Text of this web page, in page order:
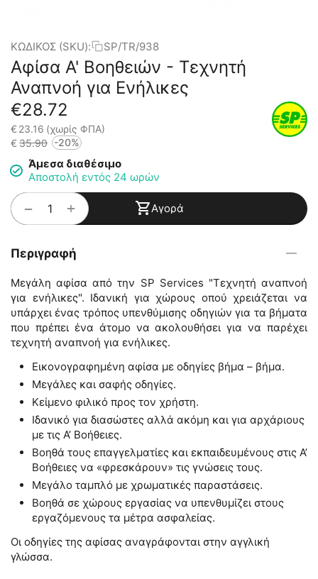
ΚΩΔΙΚΟΣ (SKU): SP/TR/938
Αφίσα Α' Βοηθειών - Τεχνητή
Αναπνοή για Ενήλικες
€28.72
€23.16 (χωρίς ΦΠΑ)
€35.90 -20%
Άμεσα διαθέσιμο
Αποστολή εντός 24 ωρών
+
− Αγορά
Περιγραφή
Μεγάλη αφίσα από την SP Services "Τεχνητή αναπνοή
για ενήλικες". Ιδανική για χώρους οπού χρειάζεται να
υπάρχει ένας τρόπος υπενθύμισης οδηγιών για τα βήματα
που πρέπει ένα άτομο να ακολουθήσει για να παρέχει
τεχνητή αναπνοή για ενήλικες.
Εικονογραφημένη αφίσα με οδηγίες βήμα – βήμα.
Μεγάλες και σαφής οδηγίες.
Κείμενο φιλικό προς τον χρήστη.
Ιδανικό για διασώστες αλλά ακόμη και για αρχάριους
με τις Α’ Βοήθειες.
Βοηθά τους επαγγελματίες και εκπαιδευμένους στις Α’
Βοήθειες να «φρεσκάρουν» τις γνώσεις τους.
Μεγάλο ταμπλό με χρωματικές παραστάσεις.
Βοηθά σε χώρους εργασίας να υπενθυμίζει στους
εργαζόμενους τα μέτρα ασφαλείας.
Οι οδηγίες της αφίσας αναγράφονται στην αγγλική
γλώσσα.